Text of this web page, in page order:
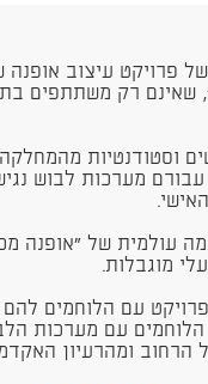
פרויקט עיצוב אופנה
רק משתתפים
וסטודנטיות
מערכות לבוש
עולמית של "אופנה
מוגבלות.
הפרויקט עם הלוחמים
הלוחמים עם מערכות
ומהרעיון